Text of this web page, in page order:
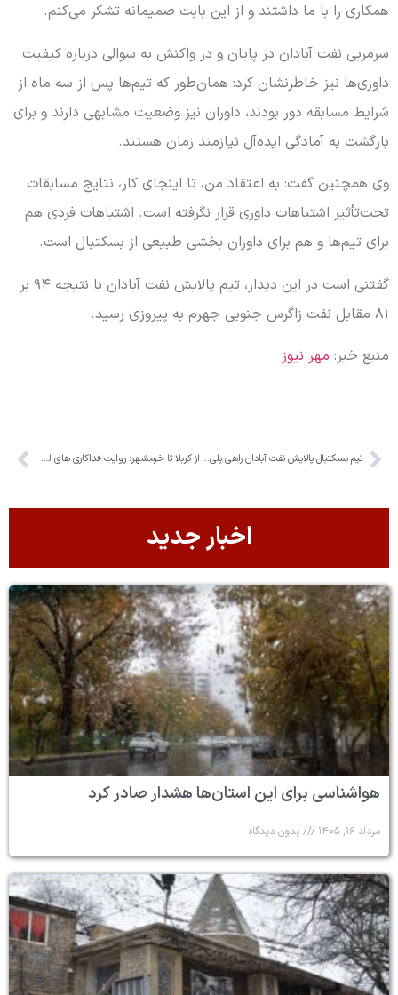
همکاری را با ما داشتند و از این بابت صمیمانه تشکر می‌کنم.
سرمربی نفت آبادان در پایان و در واکنش به سوالی درباره کیفیت
داوری‌ها نیز خاطرنشان کرد: همان‌طور که تیم‌ها پس از سه ماه از
شرایط مسابقه دور بودند، داوران نیز وضعیت مشابهی دارند و برای
بازگشت به آمادگی ایده‌آل نیازمند زمان هستند.
وی همچنین گفت: به اعتقاد من، تا اینجای کار، نتایج مسابقات
تحت‌تأثیر اشتباهات داوری قرار نگرفته است. اشتباهات فردی هم
برای تیم‌ها و هم برای داوران بخشی طبیعی از بسکتبال است.
گفتنی است در این دیدار، تیم پالایش نفت آبادان با نتیجه ۹۴ بر
۸۱ مقابل نفت زاگرس جنوبی جهرم به پیروزی رسید.
منبع خبر: مهر نیوز
تیم بسکتبال پالایش نفت آبادان راهی پلی‌آف شد از کربلا تا خرمشهر؛ روایت فداکاری های لشکر ۱۰ سید الشهدا
اخبار جدید
هواشناسی برای این استان‌ها هشدار صادر کرد
مرداد ۱۶, ۱۴۰۵ بدون دیدگاه